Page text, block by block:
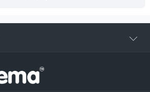
запчастин
усунення деформацій після
прихованих осередках іржі.